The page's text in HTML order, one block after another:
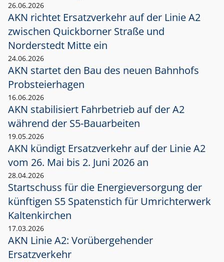
26.06.2026
AKN richtet Ersatzverkehr auf der Linie A2
zwischen Quickborner Straße und
Norderstedt Mitte ein
24.06.2026
AKN startet den Bau des neuen Bahnhofs
Probsteierhagen
16.06.2026
AKN stabilisiert Fahrbetrieb auf der A2
während der S5-Bauarbeiten
19.05.2026
AKN kündigt Ersatzverkehr auf der Linie A2
vom 26. Mai bis 2. Juni 2026 an
28.04.2026
Startschuss für die Energieversorgung der
künftigen S5 Spatenstich für Umrichterwerk
Kaltenkirchen
17.03.2026
AKN Linie A2: Vorübergehender
Ersatzverkehr